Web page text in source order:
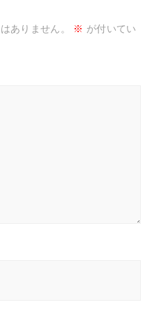
ありません。 ※ が付いてい